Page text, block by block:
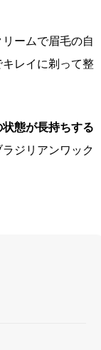
ームで眉毛の自
レイに剃って整
態が長持ちする
ジリアンワック